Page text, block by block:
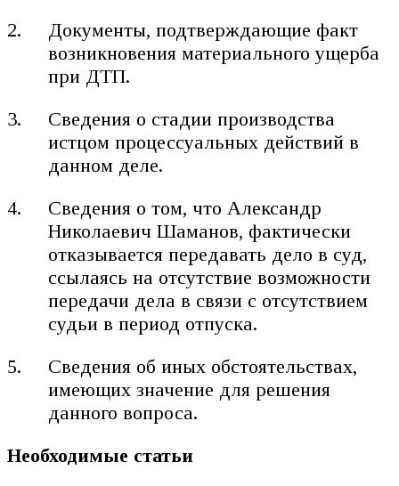
Документы, подтверждающие факт
возникновения материального ущерба
при ДТП.
Сведения о стадии производства
истцом процессуальных действий в
данном деле.
Сведения о том, что Александр
Николаевич Шаманов, фактически
отказывается передавать дело в суд,
ссылаясь на отсутствие возможности
передачи дела в связи с отсутствием
судьи в период отпуска.
Сведения об иных обстоятельствах,
имеющих значение для решения
данного вопроса.
Необходимые статьи